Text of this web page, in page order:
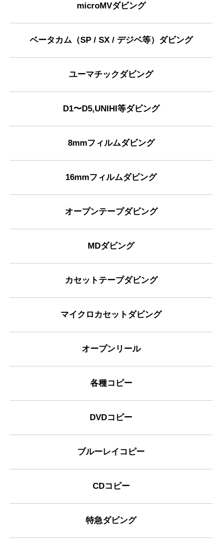
microMVダビング
ベータカム（SP / SX / デジベ等）ダビング
ユーマチックダビング
D1〜D5,UNIHI等ダビング
8mmフィルムダビング
16mmフィルムダビング
オープンテープダビング
MDダビング
カセットテープダビング
マイクロカセットダビング
オープンリール
各種コピー
DVDコピー
ブルーレイコピー
CDコピー
特急ダビング